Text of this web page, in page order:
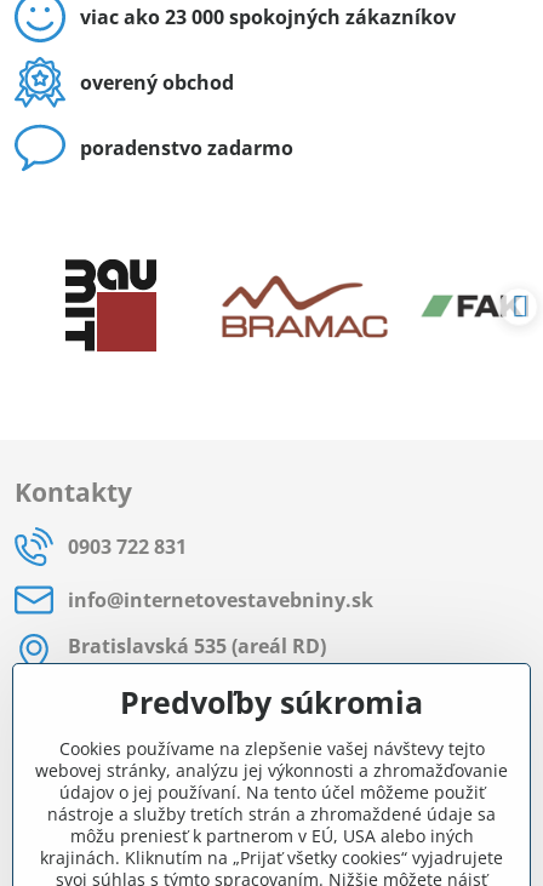
viac ako 23 000 spokojných zákazníkov
overený obchod
poradenstvo zadarmo
Kontakty
0903 722 831
info​@internetovestavebniny​.sk
Bratislavská 535 (areál RD)
Most pri Bratislave
Pon - Pia 8:00 - 11:30 a 12:15 - 15:30
Facebook
Navigácia
Predvoľby súkromia
Cookies používame na zlepšenie vašej návštevy tejto
webovej stránky, analýzu jej výkonnosti a zhromažďovanie
údajov o jej používaní. Na tento účel môžeme použiť
nástroje a služby tretích strán a zhromaždené údaje sa
môžu preniesť k partnerom v EÚ, USA alebo iných
krajinách. Kliknutím na „Prijať všetky cookies“ vyjadrujete
svoj súhlas s týmto spracovaním. Nižšie môžete nájsť